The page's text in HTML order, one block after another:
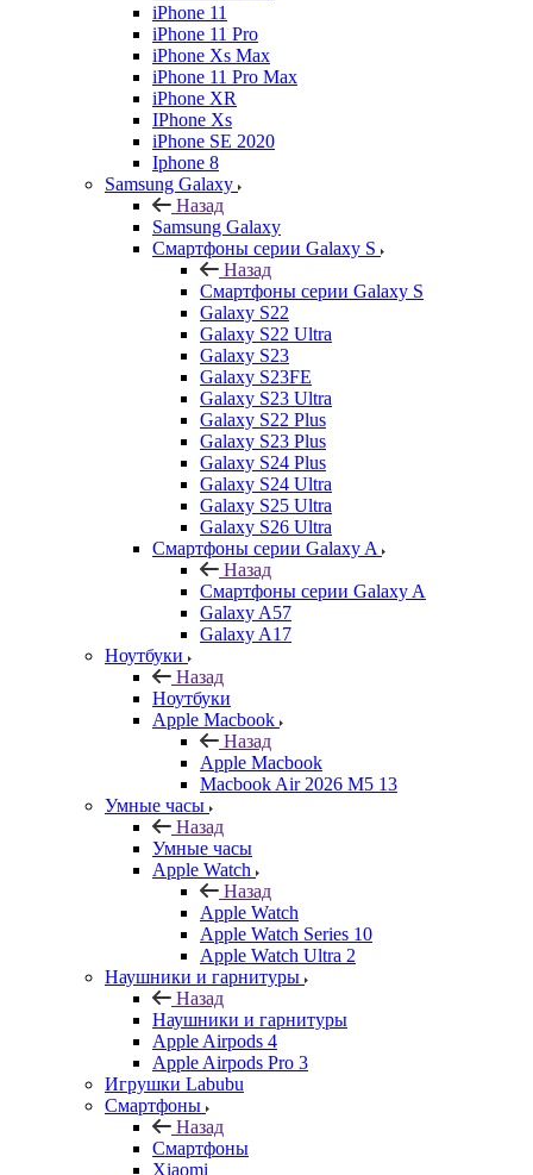
iPhone 11
iPhone 11 Pro
iPhone Xs Max
iPhone 11 Pro Max
iPhone XR
IPhone Xs
iPhone SE 2020
Iphone 8
Samsung Galaxy
Назад
Samsung Galaxy
Смартфоны серии Galaxy S
Назад
Смартфоны серии Galaxy S
Galaxy S22
Galaxy S22 Ultra
Galaxy S23
Galaxy S23FE
Galaxy S23 Ultra
Galaxy S22 Plus
Galaxy S23 Plus
Galaxy S24 Plus
Galaxy S24 Ultra
Galaxy S25 Ultra
Galaxy S26 Ultra
Смартфоны серии Galaxy A
Назад
Смартфоны серии Galaxy A
Galaxy A57
Galaxy A17
Ноутбуки
Назад
Ноутбуки
Apple Macbook
Назад
Apple Macbook
Macbook Air 2026 M5 13
Умные часы
Назад
Умные часы
Apple Watch
Назад
Apple Watch
Apple Watch Series 10
Apple Watch Ultra 2
Наушники и гарнитуры
Назад
Наушники и гарнитуры
Apple Airpods 4
Apple Airpods Pro 3
Игрушки Labubu
Смартфоны
Назад
Смартфоны
Xiaomi